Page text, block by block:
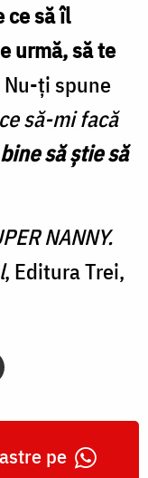
ce să îl
urmă, să te
Nu-ţi spune
să-mi facă
să știe să
NANNY.
, Editura Trei,
pe